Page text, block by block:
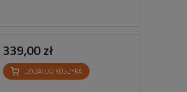
339,00 zł
DODAJ DO KOSZYKA